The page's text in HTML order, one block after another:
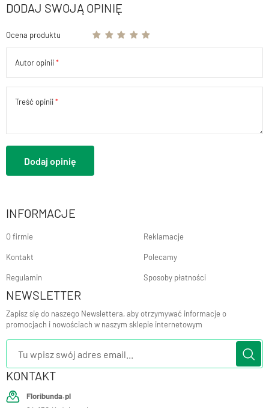
DODAJ SWOJĄ OPINIĘ
Ocena produktu
Autor opinii
Treść opinii
Dodaj opinię
INFORMACJE
O firmie
Kontakt
Regulamin
Reklamacje
Polecamy
Sposoby płatności
NEWSLETTER
Zapisz się do naszego Newslettera, aby otrzymywać informacje o
promocjach i nowościach w naszym sklepie internetowym
KONTAKT
Floribunda.pl